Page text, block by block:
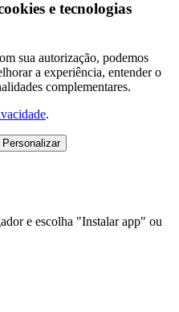
e tecnologias
sua autorização, podemos
a experiência, entender o
complementares.
.
Personalizar
e escolha "Instalar app" ou